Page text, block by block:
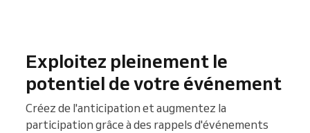
Exploitez pleinement le
potentiel de votre événement
Créez de l'anticipation et augmentez la
participation grâce à des rappels d'événements